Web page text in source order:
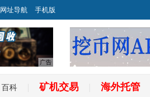
网址导航 手机版
百科 矿机交易 海外托管